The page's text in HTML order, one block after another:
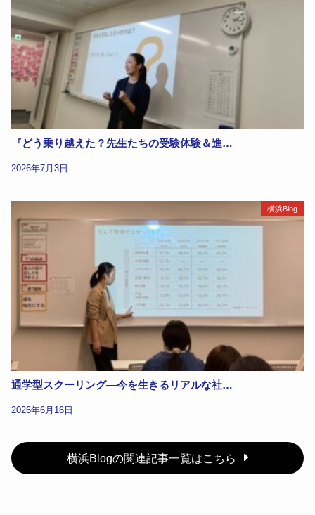
『どう乗り越えた？先生たちの受験体験＆進…
2026年7月3日
横浜Blog
通学型スクーリング―今を生きるリアルな社…
2026年6月16日
横浜Blogの関連記事一覧はこちら